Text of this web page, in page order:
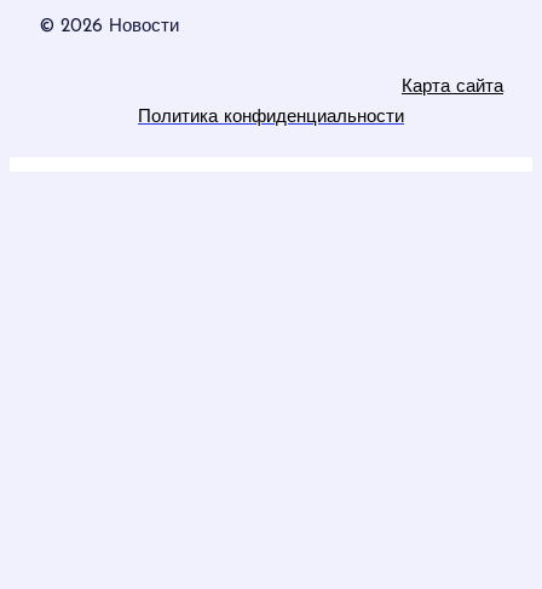
© 2026 Новости
Карта сайта
Политика конфиденциальности